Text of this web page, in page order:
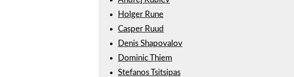
Holger Rune
Casper Ruud
Denis Shapovalov
Dominic Thiem
Stefanos Tsitsipas